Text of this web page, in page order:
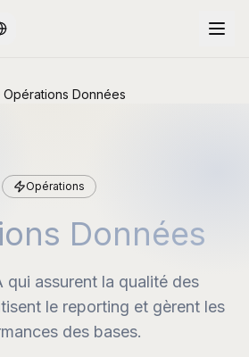
language
Opérations Données
Opérations
Données
qui assurent la qualité des
le reporting et gèrent les
des bases.